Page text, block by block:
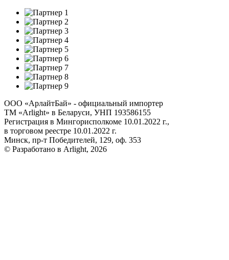
ООО «АрлайтБай» - официальный импортер
ТМ «Arlight» в Беларуси, УНП 193586155
Регистрация в Мингорисполкоме 10.01.2022 г.,
в торговом реестре 10.01.2022 г.
Минск, пр-т Победителей, 129, оф. 353
© Разработано в Arlight, 2026